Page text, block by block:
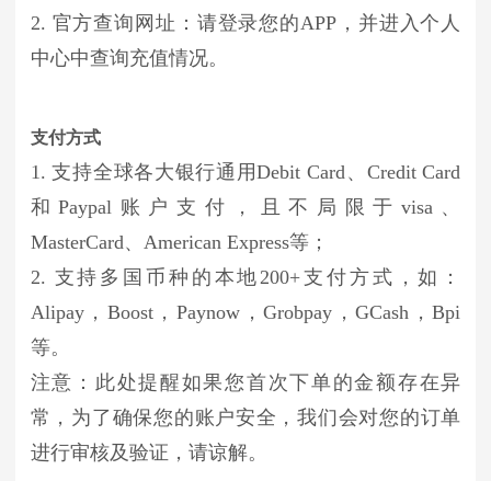
2. 官方查询网址：请登录您的APP，并进入个人
中心中查询充值情况。
支付方式
1. 支持全球各大银行通用Debit Card、Credit Card
和Paypal账户支付，且不局限于visa、
MasterCard、American Express等；
2. 支持多国币种的本地200+支付方式，如：
Alipay，Boost，Paynow，Grobpay，GCash，Bpi
等。
注意：此处提醒如果您首次下单的金额存在异
常，为了确保您的账户安全，我们会对您的订单
进行审核及验证，请谅解。